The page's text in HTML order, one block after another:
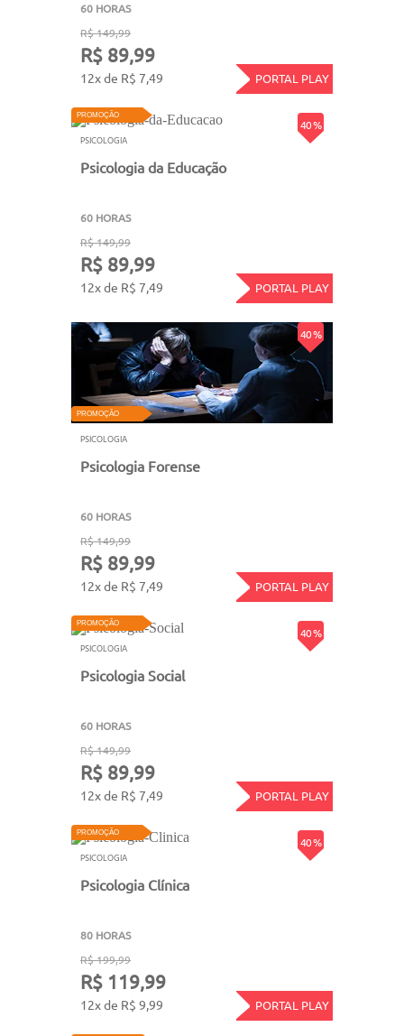
60 HORAS
R$ 149,99
R$ 89,99
12x de R$ 7,49 PORTAL PLAY
40 %
PROMOÇÃO
PSICOLOGIA
Psicologia da Educação
60 HORAS
R$ 149,99
R$ 89,99
12x de R$ 7,49 PORTAL PLAY
40 %
PROMOÇÃO
PSICOLOGIA
Psicologia Forense
60 HORAS
R$ 149,99
R$ 89,99
12x de R$ 7,49 PORTAL PLAY
40 %
PROMOÇÃO
PSICOLOGIA
Psicologia Social
60 HORAS
R$ 149,99
R$ 89,99
12x de R$ 7,49 PORTAL PLAY
40 %
PROMOÇÃO
PSICOLOGIA
Psicologia Clínica
80 HORAS
R$ 199,99
R$ 119,99
12x de R$ 9,99 PORTAL PLAY